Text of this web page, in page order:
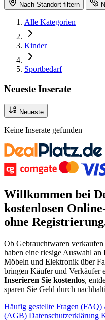
Nach Standort filtern
Alle Kategorien
Kinder
Sportbedarf
Neueste Inserate
Neueste
Keine Inserate gefunden
Willkommen bei
kostenlosen
ohne Registrierung
Ob Gebrauchtwaren
haben eine riesige Auswahl an
Möbeln und Elektronik über
bringen Käufer und Verkäufer
Inserieren Sie kostenlos,
sparen Sie Geld durch
Häufig gestellte Fragen (FAQ)
(AGB) Datenschutzerklärung